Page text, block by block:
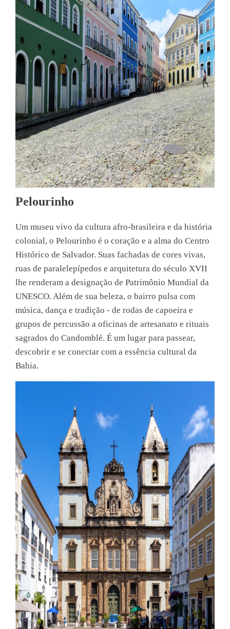
Pelourinho
Um museu vivo da cultura afro-brasileira e da história
colonial, o Pelourinho é o coração e a alma do Centro
Histórico de Salvador. Suas fachadas de cores vivas,
ruas de paralelepípedos e arquitetura do século XVII
lhe renderam a designação de Patrimônio Mundial da
UNESCO. Além de sua beleza, o bairro pulsa com
música, dança e tradição - de rodas de capoeira e
grupos de percussão a oficinas de artesanato e rituais
sagrados do Candomblé. É um lugar para passear,
descobrir e se conectar com a essência cultural da
Bahia.